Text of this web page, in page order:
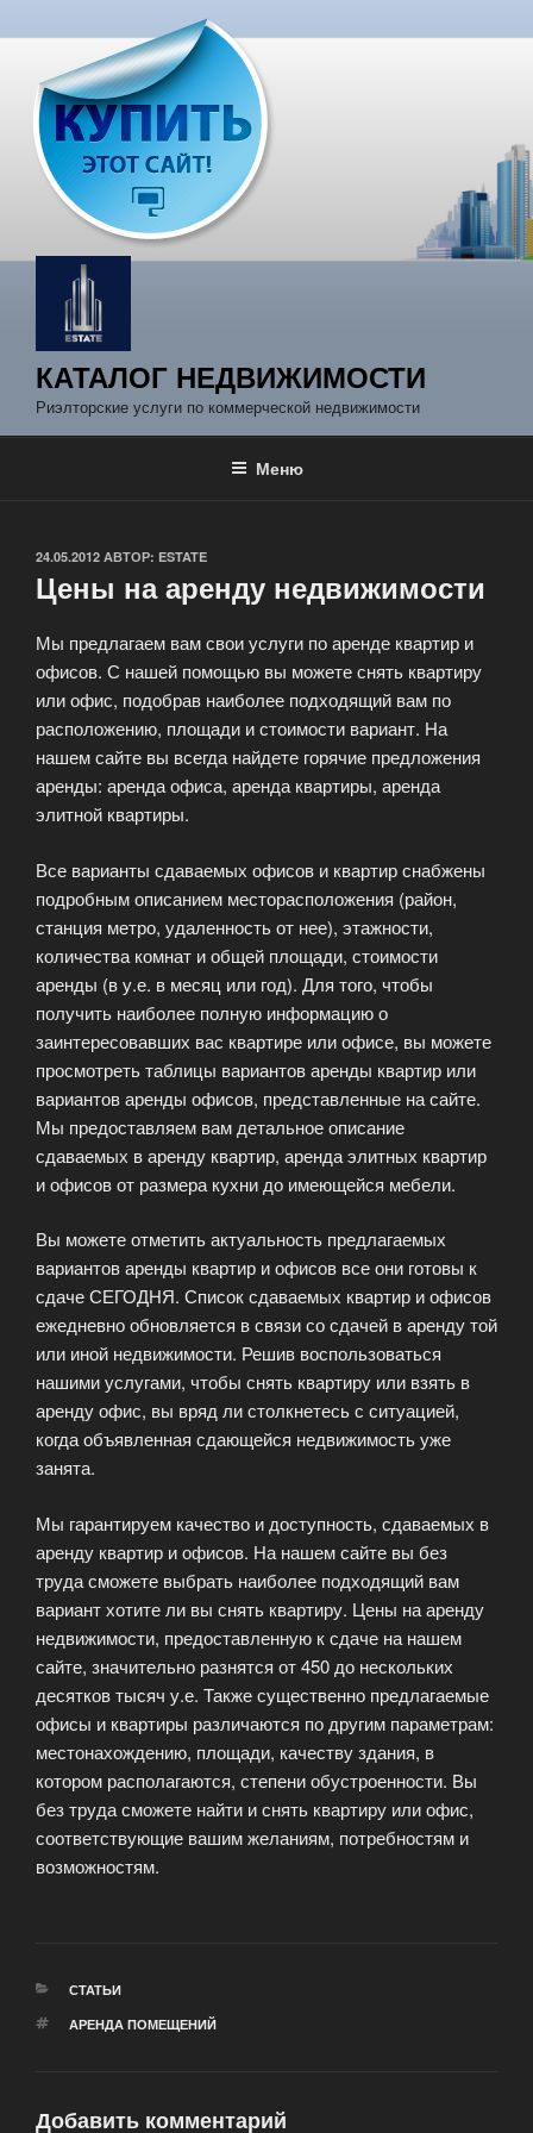
к
содержимому
КАТАЛОГ НЕДВИЖИМОСТИ
Риэлторские услуги по коммерческой недвижимости
Меню
ОПУБЛИКОВАНО
24.05.2012 АВТОР: ESTATE
Цены на аренду недвижимости
Мы предлагаем вам свои услуги по аренде квартир и
офисов. С нашей помощью вы можете снять квартиру
или офис, подобрав наиболее подходящий вам по
расположению, площади и стоимости вариант. На
нашем сайте вы всегда найдете горячие предложения
аренды: аренда офиса, аренда квартиры, аренда
элитной квартиры.
Все варианты сдаваемых офисов и квартир снабжены
подробным описанием месторасположения (район,
станция метро, удаленность от нее), этажности,
количества комнат и общей площади, стоимости
аренды (в у.е. в месяц или год). Для того, чтобы
получить наиболее полную информацию о
заинтересовавших вас квартире или офисе, вы можете
просмотреть таблицы вариантов аренды квартир или
вариантов аренды офисов, представленные на сайте.
Мы предоставляем вам детальное описание
сдаваемых в аренду квартир, аренда элитных квартир
и офисов от размера кухни до имеющейся мебели.
Вы можете отметить актуальность предлагаемых
вариантов аренды квартир и офисов все они готовы к
сдаче СЕГОДНЯ. Список сдаваемых квартир и офисов
ежедневно обновляется в связи со сдачей в аренду той
или иной недвижимости. Решив воспользоваться
нашими услугами, чтобы снять квартиру или взять в
аренду офис, вы вряд ли столкнетесь с ситуацией,
когда объявленная сдающейся недвижимость уже
занята.
Мы гарантируем качество и доступность, сдаваемых в
аренду квартир и офисов. На нашем сайте вы без
труда сможете выбрать наиболее подходящий вам
вариант хотите ли вы снять квартиру. Цены на аренду
недвижимости, предоставленную к сдаче на нашем
сайте, значительно разнятся от 450 до нескольких
десятков тысяч у.е. Также существенно предлагаемые
офисы и квартиры различаются по другим параметрам:
местонахождению, площади, качеству здания, в
котором располагаются, степени обустроенности. Вы
без труда сможете найти и снять квартиру или офис,
соответствующие вашим желаниям, потребностям и
возможностям.
РУБРИКИ
СТАТЬИ
МЕТКИ
АРЕНДА ПОМЕЩЕНИЙ
Добавить комментарий